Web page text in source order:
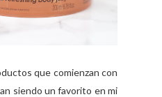
que comienzan con
siendo un favorito en mi